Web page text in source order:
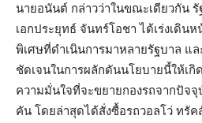
นายอนันต์ กล่าวว่าในขณะเดียวกัน
เอกประยุทธ์ จันทร์โอชา ได้เร่งเดินห
พิเศษที่ดำเนินการมาหลายรัฐบาล แ
ชัดเจนในการผลักดันนโยบายนี้ให้เ
ความมั่นใจที่จะขยายกองรถจากปัจ
คัน โดยล่าสุดได้สั่งซื้อรถวอลโว่ ทรัค